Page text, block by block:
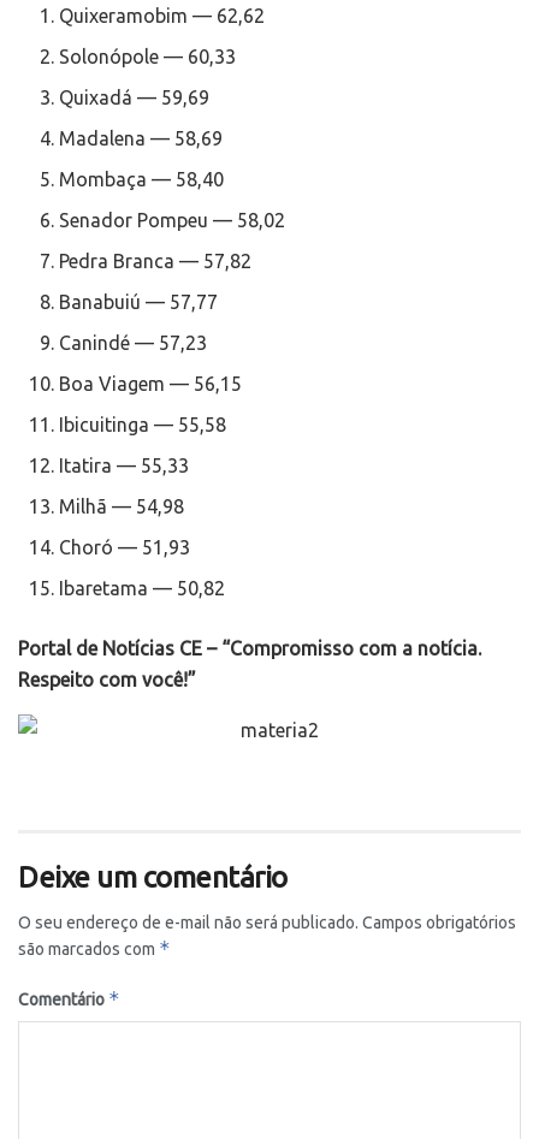
Quixeramobim — 62,62
Solonópole — 60,33
Quixadá — 59,69
Madalena — 58,69
Mombaça — 58,40
Senador Pompeu — 58,02
Pedra Branca — 57,82
Banabuiú — 57,77
Canindé — 57,23
Boa Viagem — 56,15
Ibicuitinga — 55,58
Itatira — 55,33
Milhã — 54,98
Choró — 51,93
Ibaretama — 50,82
Portal de Notícias CE – “Compromisso com a notícia.
Respeito com você!”
Deixe um comentário
O seu endereço de e-mail não será publicado. Campos obrigatórios
são marcados com *
Comentário *